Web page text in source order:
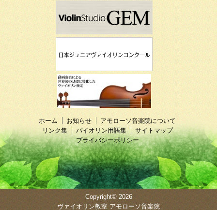
ホーム お知らせ
アモローソ音楽院について
リンク集
バイオリン用語集
サイトマップ
プライバシーポリシー
Copyright© 2026
ヴァイオリン教室 アモローソ音楽院